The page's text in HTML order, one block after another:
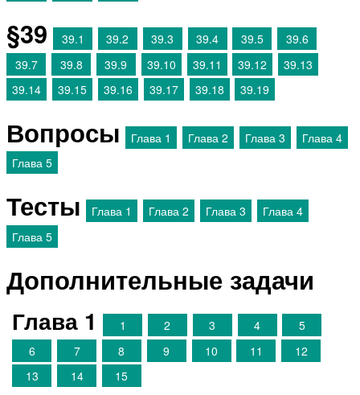
§39 39.1 39.2 39.3 39.4 39.5
39.6
39.7
39.8 39.9 39.10 39.11 39.12
39.13
39.14
39.15 39.16 39.17 39.18 39.19
Вопросы Глава 1 Глава 2 Глава 3
Глава 4
Глава 5
Тесты Глава 1 Глава 2 Глава 3
Глава 4
Глава 5
Дополнительные задачи
Глава 1 1 2 3 4
5
6
7 8 9 10 11
12
13
14 15